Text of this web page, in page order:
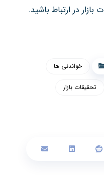
بازار در ارتباط باشید.
خواندنی ها
تحقیقات بازار